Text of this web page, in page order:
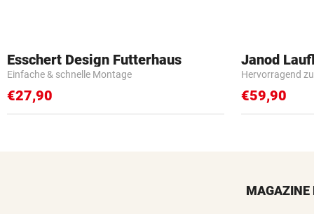
Esschert Design Futterhaus
Einfache & schnelle Montage
€27,90
Janod
Hervorragend
€59,90
MAGAZINE